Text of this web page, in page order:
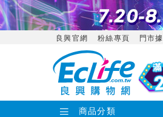
良興官網 粉絲專頁 門市
商品分類